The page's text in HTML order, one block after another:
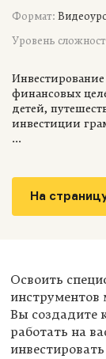
Формат:
Уровень
финансовых
детей,
инвестиции
...
На
Освоить
инструментов
Вы создадите
работать на